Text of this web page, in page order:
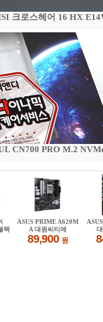
크로스헤어 16 HX
CN700 PRO M.2